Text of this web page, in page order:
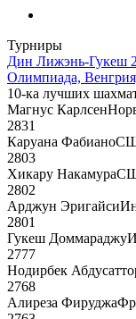
Турниры
Дин Лижэнь-Гукеш
Олимпиада,
10-ка лучших
Магнус Карлсен
2831
Каруана Фабиано
2803
Хикару Накамура
2802
Арджун Эригайси
2801
Гукеш Доммараджу
2777
Нодирбек
2768
Алиреза Фируджа